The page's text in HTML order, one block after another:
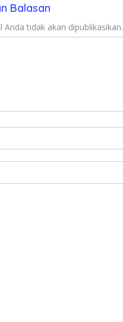
Balasan
Anda tidak akan dipublikasikan.